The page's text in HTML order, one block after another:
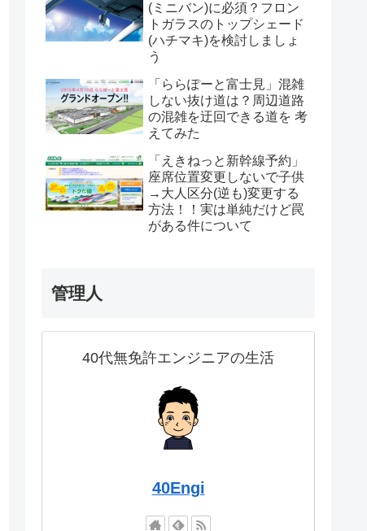
(ミニバン)に必須？フロン
トガラスのトップシェード
(ハチマキ)を検討しましょ
う
「ららぽーと富士見」混雑
しない抜け道は？周辺道路
の混雑を迂回できる道を 考
えてみた
「えきねっと新幹線予約」
座席位置変更しないで子供
→大人区分(逆も)変更する
方法！！実は単純だけど罠
がある件について
管理人
40代無免許エンジニアの生活
40Engi